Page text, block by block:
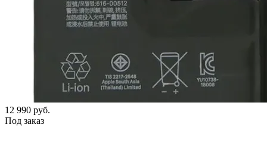
12 990 руб.
Под заказ